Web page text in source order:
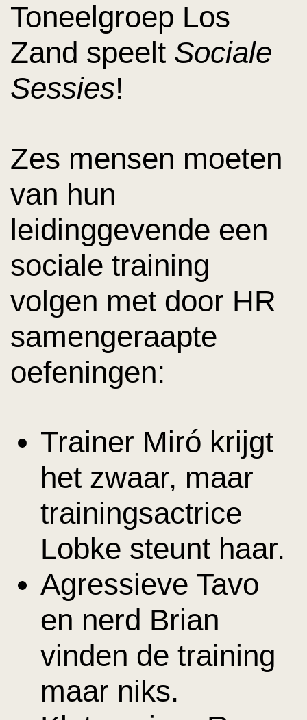
Toneelgroep Los
Zand speelt Sociale
Sessies!
Zes mensen moeten
van hun
leidinggevende een
sociale training
volgen met door HR
samengeraapte
oefeningen:
Trainer Miró krijgt
het zwaar, maar
trainingsactrice
Lobke steunt haar.
Agressieve Tavo
en nerd Brian
vinden de training
maar niks.